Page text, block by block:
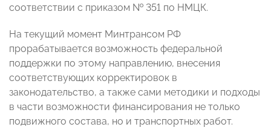
соответствии с приказом № 351 по НМЦК.
На текущий момент Минтрансом РФ
прорабатывается возможность федеральной
поддержки по этому направлению, внесения
соответствующих корректировок в
законодательство, а также сами методики и подходы
в части возможности финансирования не только
подвижного состава, но и транспортных работ.